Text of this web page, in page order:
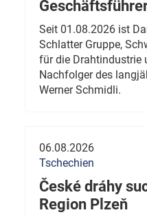
Seit 01.08.2026 ist
Schlatter Gruppe,
für die Drahtindustrie
Nachfolger des
Werner Schmidli.
06.08.2026
Tschechien
České dráhy
Region Plzeň